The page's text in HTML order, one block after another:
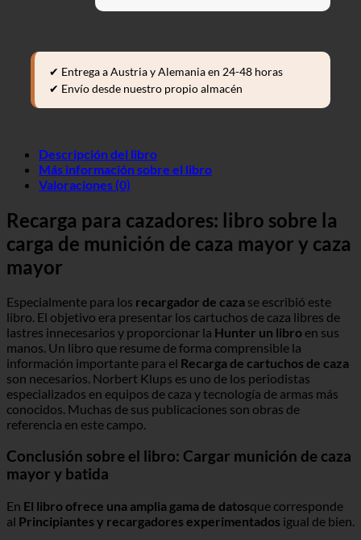
✔ Entrega a Austria y Alemania en 24-48 horas
✔ Envío desde nuestro propio almacén
Descripción del libro
Más información sobre el libro
Valoraciones (0)
Recarga para cazadores: libro sobre la
carga de munición de caza mayor y caza
mayor
Especialmente para los recargador de caza se escribió este
libro. El objetivo era presentar los cartuchos de caza libres de
lastres innecesarios y proporcionar la Hunter un libro en sus
manos. Un libro que resume de forma comprensible la
información importante para el Recarga de cartuchos de caza
son necesarios. Norbert Klups es uno de los periodistas
especializados en equipos de caza y tecnología de armas más
conocidos. Muchas de sus publicaciones son obras de
referencia en este campo.
Conclusión sobre el libro: Cargar munición de caza
mayor y batida
En El libro ofrece una amplia gama de datosque corresponde
al Principiantes y recargadores experimentados igual de bien.